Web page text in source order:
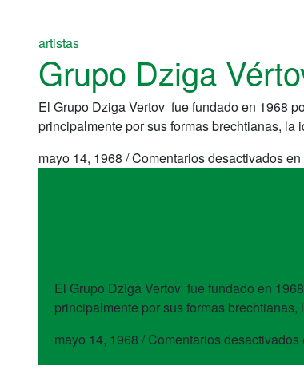
artistas
Grupo Dziga
El Grupo Dziga Vertov fue fundado en 1968
principalmente por sus formas brechtianas,
mayo 14, 1968 /Comentarios desactivadosen
El Grupo Dziga Vertov fue fundado en
principalmente por sus formas
mayo 14, 1968 / Comentarios desactivados